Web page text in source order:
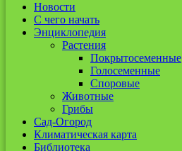
Новости
С чего начать
Энциклопедия
Растения
Покрытосеменные
Голосеменные
Споровые
Животные
Грибы
Сад-Огород
Климатическая карта
Библиотека